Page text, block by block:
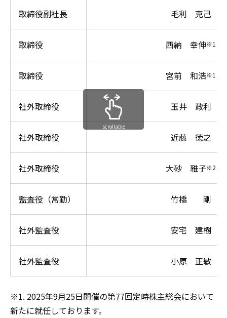
取締役副社長 毛利 克己
取締役 西納 幸伸※1
取締役 宮前 和浩※1
社外取締役 玉井 政利
社外取締役 近藤 徳之
社外取締役 大砂 雅子※2
監査役（常勤） 竹橋 剛
社外監査役 安宅 建樹
社外監査役 小原 正敏
scrollable
※1. 2025年9月25日開催の第77回定時株主総会において
新たに就任しております。